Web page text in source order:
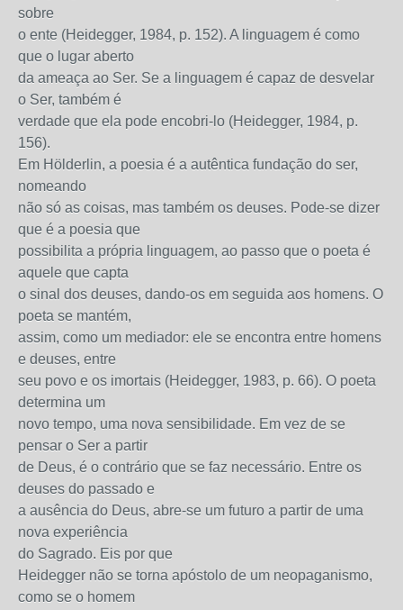
sobre
o ente (Heidegger, 1984, p. 152). A linguagem é como
que o lugar aberto
da ameaça ao Ser. Se a linguagem é capaz de desvelar
o Ser, também é
verdade que ela pode encobri-lo (Heidegger, 1984, p.
156).
Em Hölderlin, a poesia é a autêntica fundação do ser,
nomeando
não só as coisas, mas também os deuses. Pode-se dizer
que é a poesia que
possibilita a própria linguagem, ao passo que o poeta é
aquele que capta
o sinal dos deuses, dando-os em seguida aos homens. O
poeta se mantém,
assim, como um mediador: ele se encontra entre homens
e deuses, entre
seu povo e os imortais (Heidegger, 1983, p. 66). O poeta
determina um
novo tempo, uma nova sensibilidade. Em vez de se
pensar o Ser a partir
de Deus, é o contrário que se faz necessário. Entre os
deuses do passado e
a ausência do Deus, abre-se um futuro a partir de uma
nova experiência
do Sagrado. Eis por que
Heidegger não se torna apóstolo de um neopaganismo,
como se o homem